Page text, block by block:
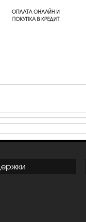
ОПЛАТА ОНЛАЙН И
ПОКУПКА В КРЕДИТ